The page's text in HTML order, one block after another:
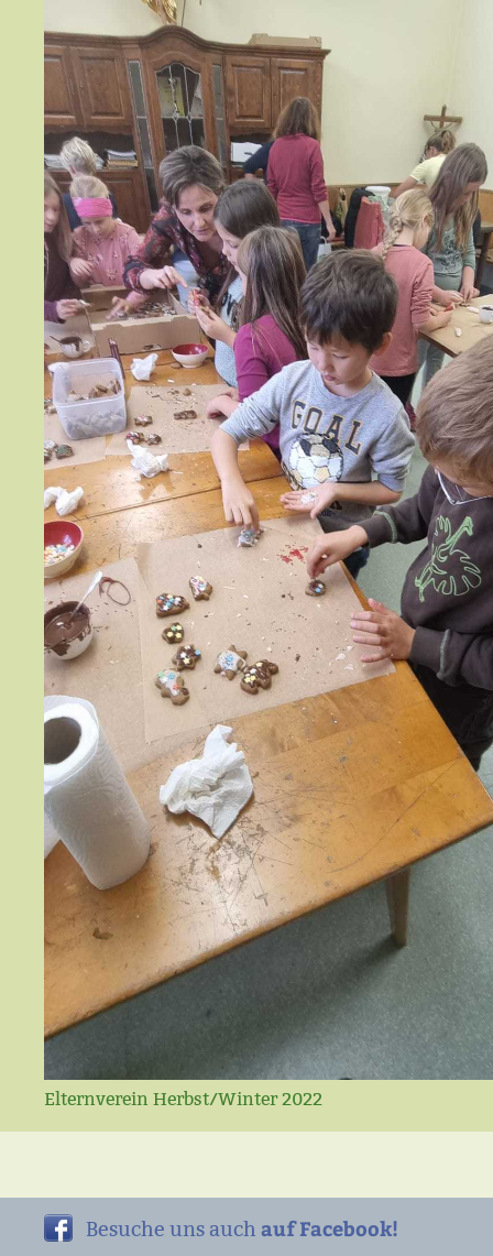
Elternverein Herbst/Winter 2022
Besuche uns auch auf Facebook!